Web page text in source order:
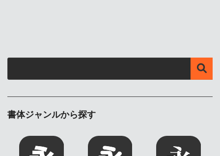
書体ジャンルから探す